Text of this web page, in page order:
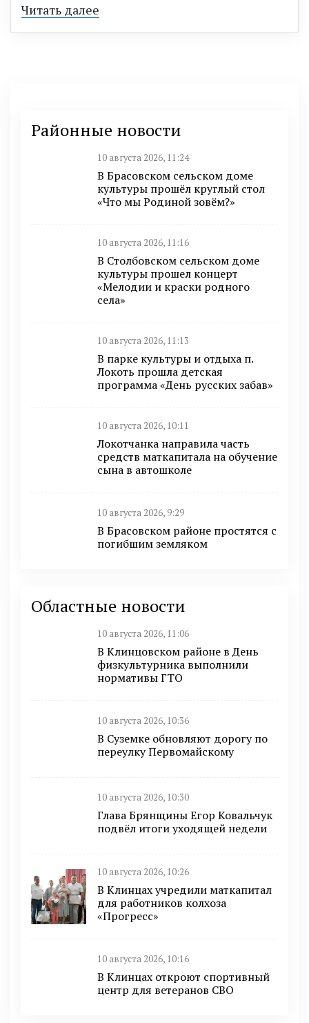
Читать далее
Районные новости
10 августа 2026, 11:24
В Брасовском сельском доме
культуры прошёл круглый стол
«Что мы Родиной зовём?»
10 августа 2026, 11:16
В Столбовском сельском доме
культуры прошел концерт
«Мелодии и краски родного
села»
10 августа 2026, 11:13
В парке культуры и отдыха п.
Локоть прошла детская
программа «День русских забав»
10 августа 2026, 10:11
Локотчанка направила часть
средств маткапитала на обучение
сына в автошколе
10 августа 2026, 9:29
В Брасовском районе простятся с
погибшим земляком
Областные новости
10 августа 2026, 11:06
В Клинцовском районе в День
физкультурника выполнили
нормативы ГТО
10 августа 2026, 10:36
В Суземке обновляют дорогу по
переулку Первомайскому
10 августа 2026, 10:30
Глава Брянщины Егор Ковальчук
подвёл итоги уходящей недели
10 августа 2026, 10:26
В Клинцах учредили маткапитал
для работников колхоза
«Прогресс»
10 августа 2026, 10:16
В Клинцах откроют спортивный
центр для ветеранов СВО